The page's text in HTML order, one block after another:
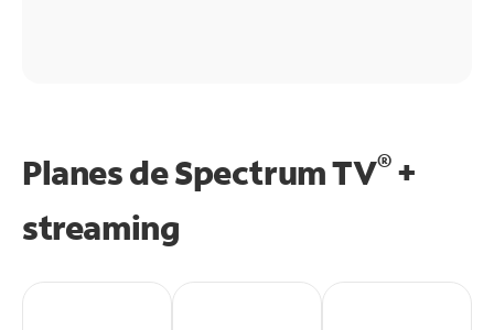
Planes de Spectrum TV®+
streaming